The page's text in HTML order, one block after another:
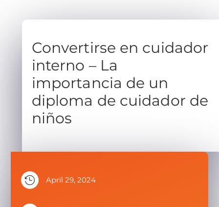
Convertirse en cuidador
interno – La
importancia de un
diploma de cuidador de
niños
 April 29, 2024